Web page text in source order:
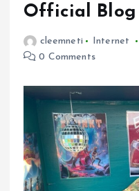
Official Blog
cleemneti Internet
0 Comments